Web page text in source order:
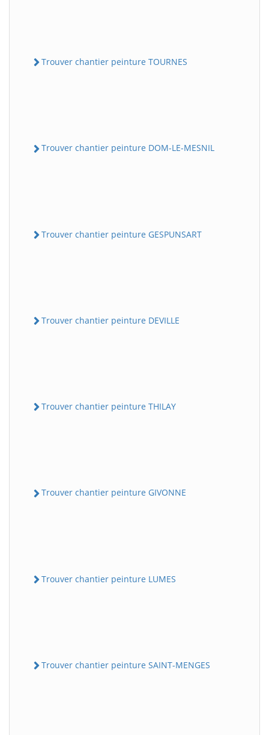
Trouver chantier peinture TOURNES
Trouver chantier peinture DOM-LE-MESNIL
Trouver chantier peinture GESPUNSART
Trouver chantier peinture DEVILLE
Trouver chantier peinture THILAY
Trouver chantier peinture GIVONNE
Trouver chantier peinture LUMES
Trouver chantier peinture SAINT-MENGES